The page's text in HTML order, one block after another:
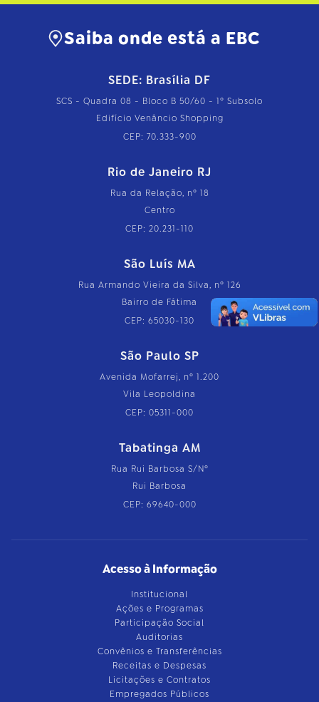
Saiba onde está a EBC
SEDE: Brasília DF
SCS - Quadra 08 - Bloco B 50/60 - 1º Subsolo
Edifício Venâncio Shopping
CEP: 70.333-900
Rio de Janeiro RJ
Rua da Relação, nº 18
Centro
CEP: 20.231-110
São Luís MA
Rua Armando Vieira da Silva, nº 126
Bairro de Fátima
CEP: 65030-130
São Paulo SP
Avenida Mofarrej, nº 1.200
Vila Leopoldina
CEP: 05311-000
Tabatinga AM
Rua Rui Barbosa S/Nº
Rui Barbosa
CEP: 69640-000
Acesso à Informação
Institucional
Ações e Programas
Participação Social
Auditorias
Convênios e Transferências
Receitas e Despesas
Licitações e Contratos
Empregados Públicos